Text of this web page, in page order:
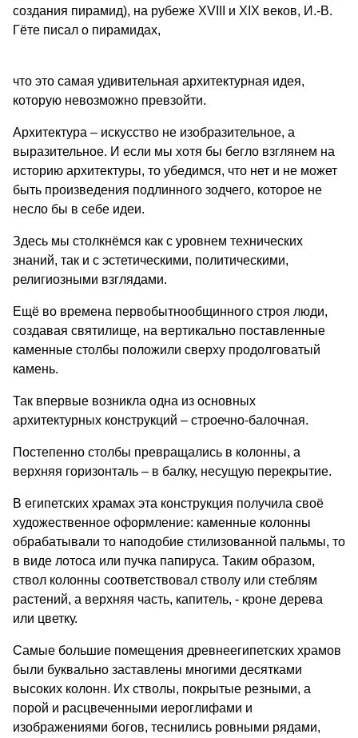
создания пирамид), на рубеже XVIII и XIX веков, И.-В.
Гёте писал о пирамидах,
что это самая удивительная архитектурная идея,
которую невозможно превзойти.
Архитектура – искусство не изобразительное, а
выразительное. И если мы хотя бы бегло взглянем на
историю архитектуры, то убедимся, что нет и не может
быть произведения подлинного зодчего, которое не
несло бы в себе идеи.
Здесь мы столкнёмся как с уровнем технических
знаний, так и с эстетическими, политическими,
религиозными взглядами.
Ещё во времена первобытнообщинного строя люди,
создавая святилище, на вертикально поставленные
каменные столбы положили сверху продолговатый
камень.
Так впервые возникла одна из основных
архитектурных конструкций – строечно-балочная.
Постепенно столбы превращались в колонны, а
верхняя горизонталь – в балку, несущую перекрытие.
В египетских храмах эта конструкция получила своё
художественное оформление: каменные колонны
обрабатывали то наподобие стилизованной пальмы, то
в виде лотоса или пучка папируса. Таким образом,
ствол колонны соответствовал стволу или стеблям
растений, а верхняя часть, капитель, - кроне дерева
или цветку.
Самые большие помещения древнеегипетских храмов
были буквально заставлены многими десятками
высоких колонн. Их стволы, покрытые резными, а
порой и расцвеченными иероглифами и
изображениями богов, теснились ровными рядами,